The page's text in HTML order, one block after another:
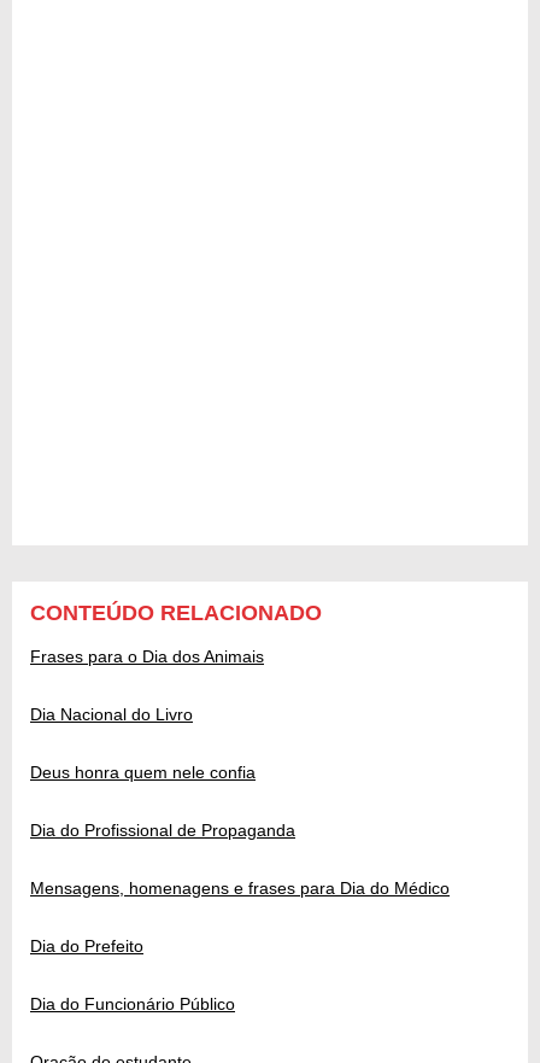
CONTEÚDO RELACIONADO
Frases para o Dia dos Animais
Dia Nacional do Livro
Deus honra quem nele confia
Dia do Profissional de Propaganda
Mensagens, homenagens e frases para Dia do Médico
Dia do Prefeito
Dia do Funcionário Público